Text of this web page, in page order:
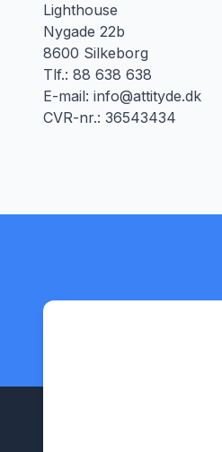
Lighthouse
Nygade 22b
8600 Silkeborg
Tlf.: 88 638 638
E-mail: info@attityde.dk
CVR-nr.: 36543434